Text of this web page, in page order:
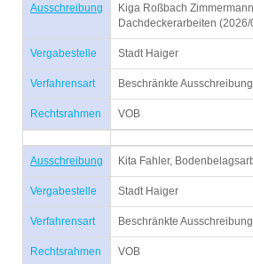
Ausschreibung
Kiga Roßbach
Dachdeckerarbeiten (2026/
Vergabestelle Stadt Haiger
Verfahrensart Beschränkte Ausschreibung
Rechtsrahmen VOB
Ausschreibung Kita Fahler,
Vergabestelle Stadt Haiger
Verfahrensart Beschränkte Ausschreibung
Rechtsrahmen VOB